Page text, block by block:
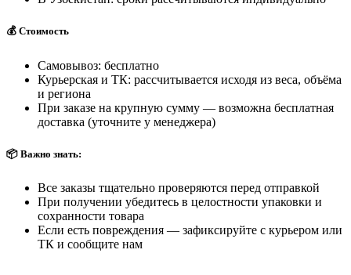
💰 Стоимость
Самовывоз: бесплатно
Курьерская и ТК: рассчитывается исходя из веса, объёма
и региона
При заказе на крупную сумму — возможна бесплатная
доставка (уточните у менеджера)
📦 Важно знать:
Все заказы тщательно проверяются перед отправкой
При получении убедитесь в целостности упаковки и
сохранности товара
Если есть повреждения — зафиксируйте с курьером или
ТК и сообщите нам